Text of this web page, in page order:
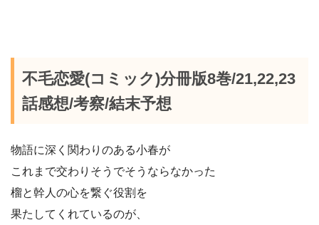
不毛恋愛(コミック)分冊版8巻/21,22,23
話感想/考察/結末予想
物語に深く関わりのある小春が
これまで交わりそうでそうならなかった
榴と幹人の心を繋ぐ役割を
果たしてくれているのが、